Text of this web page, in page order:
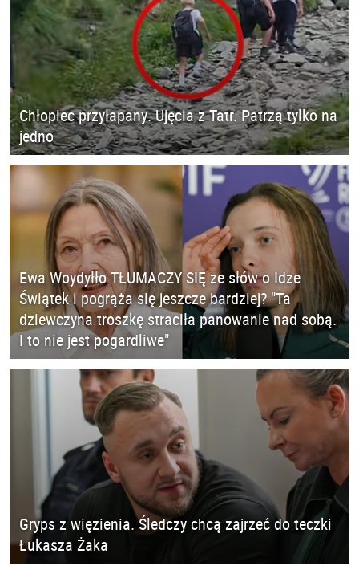
Chłopiec przyłapany. Ujęcia z Tatr. Patrzą tylko na
jedno
Ewa Woydyłło TŁUMACZY SIĘ ze słów o Idze
Świątek i pogrąża się jeszcze bardziej? "Ta
dziewczyna troszkę straciła panowanie nad sobą.
I to nie jest pogardliwe"
Gryps z więzienia. Śledczy chcą zajrzeć do teczki
Łukasza Żaka